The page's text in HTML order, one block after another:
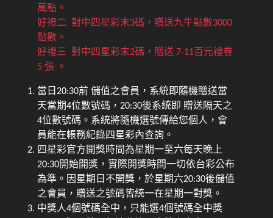
萬點。
好禮二 對中四星彩末3碼，贈送九牛點數3000
點數。
好禮三 對中四星彩末2碼，贈送 7-11百元禮卷
5 張 。
當日20:30前 儲值之會員，系統即隨機贈送當
天當期4位數號碼，20:30後系統即 贈送隔天之
4位數號碼。系統將隨機選號傳給您個人，會
員能在帳務紀錄四星彩內查詢。
四星彩官方開獎時間為星期一至六每天晚上
20:30開始開獎，實際開獎時間一切依台彩公布
為準。因星期日不開獎，於星期六20:30後儲值
之會員，贈送之號碼皆統一在星期一對獎。
中獎人4個號碼全中，只能選4個號碼全中獎